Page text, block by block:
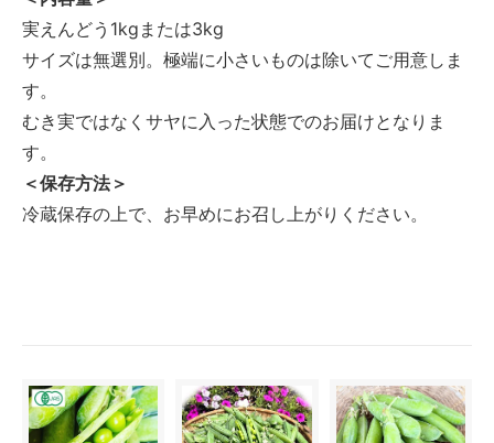
実えんどう1kgまたは3kg
サイズは無選別。極端に小さいものは除いてご用意しま
す。
むき実ではなくサヤに入った状態でのお届けとなりま
す。
＜保存方法＞
冷蔵保存の上で、お早めにお召し上がりください。